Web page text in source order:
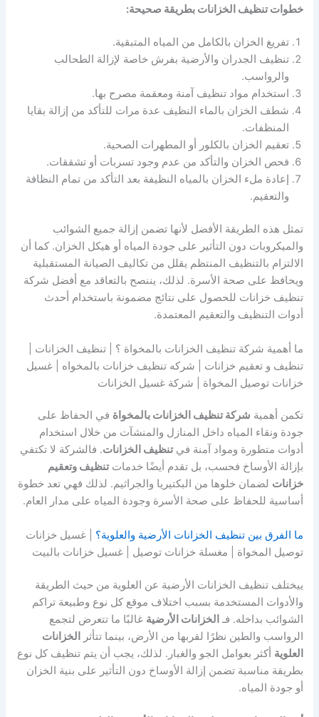
خطوات تنظيف الخزانات بطريقة صحيحة:
تفريغ الخزان بالكامل من المياه المتبقية.
تنظيف الجدران والأرضية بفرش خاصة لإزالة الطحالب
والرواسب.
استخدام مواد تنظيف آمنة ومعقمة مصرح بها.
شطف الخزان بالماء النظيف عدة مرات للتأكد من إزالة بقايا
المنظفات.
تعقيم الخزان بالكلور أو المطهرات الصحية.
فحص الخزان والتأكد من عدم وجود تسربات أو تشققات.
إعادة ملء الخزان بالمياه النظيفة بعد التأكد من تمام النظافة
والتعقيم.
تمثل هذه الطريقة الأفضل لأنها تضمن إزالة جميع الشوائب
والميكروبات دون التأثير على جودة المياه أو هيكل الخزان. كما أن
الالتزام بالتنظيف المنتظم يقلل من تكاليف الصيانة المستقبلية
ويحافظ على صحة الأسرة. لذلك، يننصح بالتعاقد مع أفضل شركة
تنظيف خزانات للحصول على نتائج مضمونة باستخدام أحدث
أدوات التنظيف والتعقيم المعتمدة.
ما أهمية شركة تنظيف الخزانات بالمخواة ؟ | تنظيف الخزانات |
تنظيف و تعقيم خزانات | شركه تنظيف خزانات بالمخواه | غسيل
خزانات توصيل المخواة | شركة غسيل الخزانات
تكمن أهمية شركة تنظيف الخزانات بالمخواة في الحفاظ على
جودة ونقاء المياه داخل المنازل والمنشآت من خلال استخدام
أدوات متطورة ومواد آمنة فيتنظيف الخزانات. فالشركة لا تكتفي
بإزالة الأوساخ فحسب، بل تقدم أيضًا خدماتتنظيف وتعقيم
خزانات لضمان خلوها من البكتيريا والجراثيم. لذلك فهي تعد خطوة
أساسية للحفاظ على صحة الأسرة وجودة المياه على مدار العام.
ما الفرق بين تنظيف الخزانات الأرضية والعلوية؟ | غسيل خزانات
توصيل المخواة | مغسلة خزانات توصيل | غسيل خزانات بالبيت
ييختلف تنظيف الخزانات الأرضية عن العلوية من حيث الطريقة
والأدوات المستخدمة بسبب اختلاف موقع كل نوع وطبيعة تراكم
الشوائب بداخله. فـ الخزانات الأرضية غالبًا ما تتعرض لتجمع
الرواسب والطين نظرًا لقربها من الأرض، بينما تتأثر
الخزانات
العلوية أكثر بعوامل الجو والغبار. لذلك، يجب أن يتم تنظيف كل نوع
بطريقة مناسبة تضمن إزالة الأوساخ دون التأثير على بنية الخزان
أو جودة المياه.